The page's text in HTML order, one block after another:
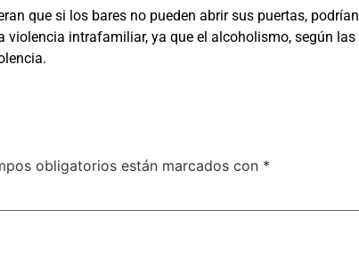
que si los bares no pueden abrir sus puertas, podrían
intrafamiliar, ya que el alcoholismo, según las
obligatorios están marcados con *